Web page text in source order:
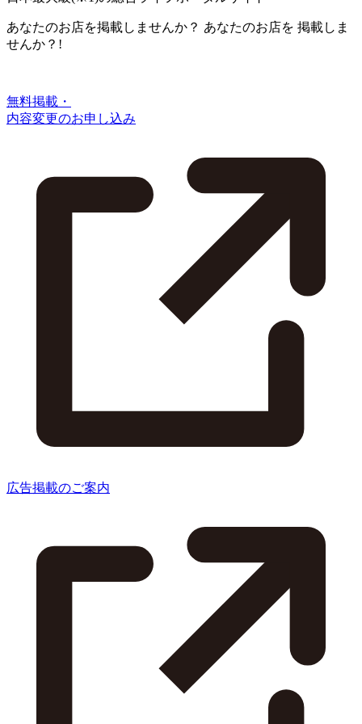
あなたのお店を掲載しませんか？ あなたのお店を 掲載しま
せんか？!
無料掲載・
内容変更のお申し込み
広告掲載のご案内